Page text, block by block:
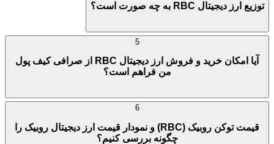
توزیع ارز دیجیتال RBC به چه صورت است؟
آیا امکان خرید و فروش ارز دیجیتال RBC از صرافی کیف پول
من فراهم است؟
قیمت توکن روبیک (RBC) و نمودار قیمت ارز دیجیتال روبیک را
چگونه بررسی کنیم؟